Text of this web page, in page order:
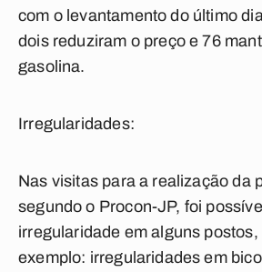
com o levantamento do último
dois reduziram o preço e 76
gasolina.
Irregularidades:
Nas visitas para a realização da
segundo o Procon-JP, foi
irregularidade em alguns postos,
exemplo: irregularidades em